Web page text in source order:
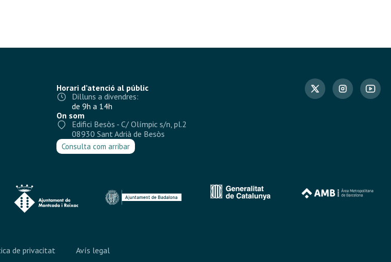
Horari d’atenció al públic
Dilluns a divendres:
de 9h a 14h
On som
Edifici Besòs - C/ Olímpic s/n, pl.2
08930 Sant Adrià de Besòs
Consulta com arribar
de privacitat Avís legal